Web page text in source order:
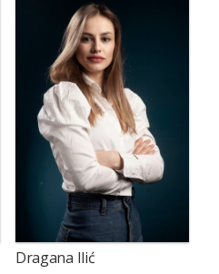
Dragana Ilić